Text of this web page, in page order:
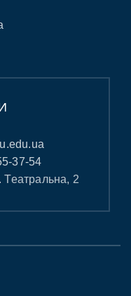
37-54
Театральна, 2